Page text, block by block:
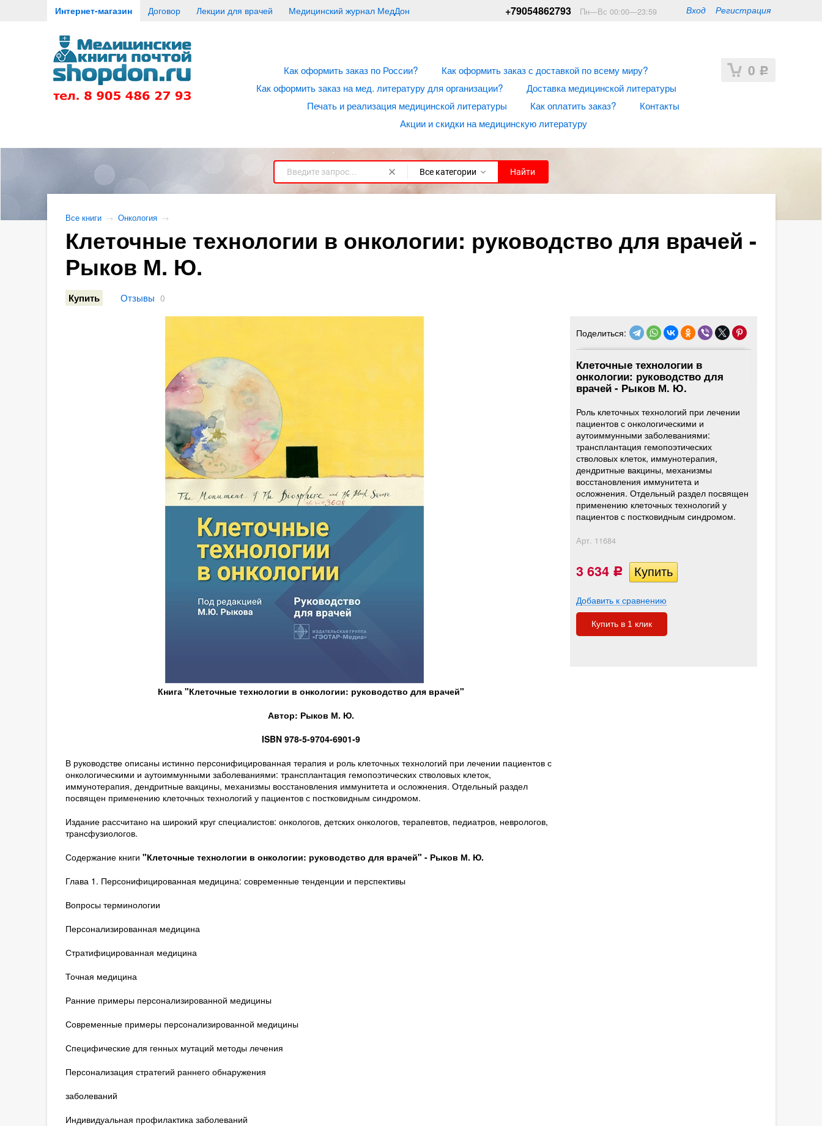
Интернет-магазин Договор Лекции для врачей Медицинский журнал МедДон Вход Регистрация
+79054862793 Пн—Вс 00:00—23:59
0 Р
Как оформить заказ по России?
Как оформить заказ с доставкой по всему миру?
Как оформить заказ на мед. литературу для организации?
Доставка медицинской литературы
Печать и реализация медицинской литературы
Как оплатить заказ?
Контакты
Акции и скидки на медицинскую литературу
Все категории Найти
Все книги → Онкология →
Клеточные технологии в онкологии: руководство для врачей -
Рыков М. Ю.
Купить Отзывы 0
Поделиться:
Клеточные технологии в
онкологии: руководство для
врачей - Рыков М. Ю.
Роль клеточных технологий при лечении
пациентов с онкологическими и
аутоиммунными заболеваниями:
трансплантация гемопоэтических
стволовых клеток, иммунотерапия,
дендритные вакцины, механизмы
восстановления иммунитета и
осложнения. Отдельный раздел посвящен
применению клеточных технологий у
пациентов с постковидным синдромом.
Арт. 11684
3 634 Р
Добавить к сравнению
Купить в 1 клик
Книга "Клеточные технологии в онкологии: руководство для врачей"
Автор: Рыков М. Ю.
ISBN 978-5-9704-6901-9
В руководстве описаны истинно персонифицированная терапия и роль клеточных технологий при лечении пациентов с
онкологическими и аутоиммунными заболеваниями: трансплантация гемопоэтических стволовых клеток,
иммунотерапия, дендритные вакцины, механизмы восстановления иммунитета и осложнения. Отдельный раздел
посвящен применению клеточных технологий у пациентов с постковидным синдромом.
Издание рассчитано на широкий круг специалистов: онкологов, детских онкологов, терапевтов, педиатров, неврологов,
трансфузиологов.
Содержание книги "Клеточные технологии в онкологии: руководство для врачей" - Рыков М. Ю.
Глава 1. Персонифицированная медицина: современные тенденции и перспективы
Вопросы терминологии
Персонализированная медицина
Стратифицированная медицина
Точная медицина
Ранние примеры персонализированной медицины
Современные примеры персонализированной медицины
Специфические для генных мутаций методы лечения
Персонализация стратегий раннего обнаружения
заболеваний
Индивидуальная профилактика заболеваний